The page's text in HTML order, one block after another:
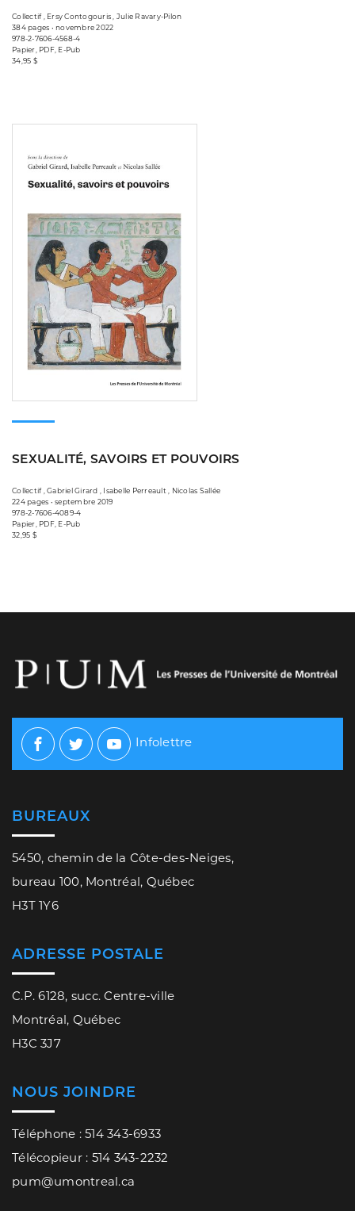
Collectif , Ersy Contogouris , Julie Ravary-Pilon
384 pages • novembre 2022
978-2-7606-4568-4
Papier, PDF, E-Pub
34,95 $
SEXUALITÉ, SAVOIRS ET POUVOIRS
Collectif , Gabriel Girard , Isabelle Perreault , Nicolas Sallée
224 pages • septembre 2019
978-2-7606-4089-4
Papier, PDF, E-Pub
32,95 $
Facebook
TwitterYoutube
Infolettre
BUREAUX
5450, chemin de la Côte-des-Neiges,
bureau 100, Montréal, Québec
H3T 1Y6
ADRESSE POSTALE
C.P. 6128, succ. Centre-ville
Montréal, Québec
H3C 3J7
NOUS JOINDRE
Téléphone : 514 343-6933
Télécopieur : 514 343-2232
pum@umontreal.ca